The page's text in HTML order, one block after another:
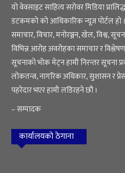
यो वेवसाइट साहित्य सरोवर मिडिया
डटकमको को आधिकारिक न्यूज पोर्टल हो
समाचार, विचार, मनोरञ्जन, खेल, विश्व,
विभिन्न आरोह अवरोहका समाचार र
सूचनाको भोक मेट्न हामी निरन्तर सूचना
लोकतन्त्र, नागरिक अधिकार, सुशासन र प्रेस
पहरेदार भएर हामी लडिरहने छौ ।
– सम्पादक
कार्यालयको ठेगाना